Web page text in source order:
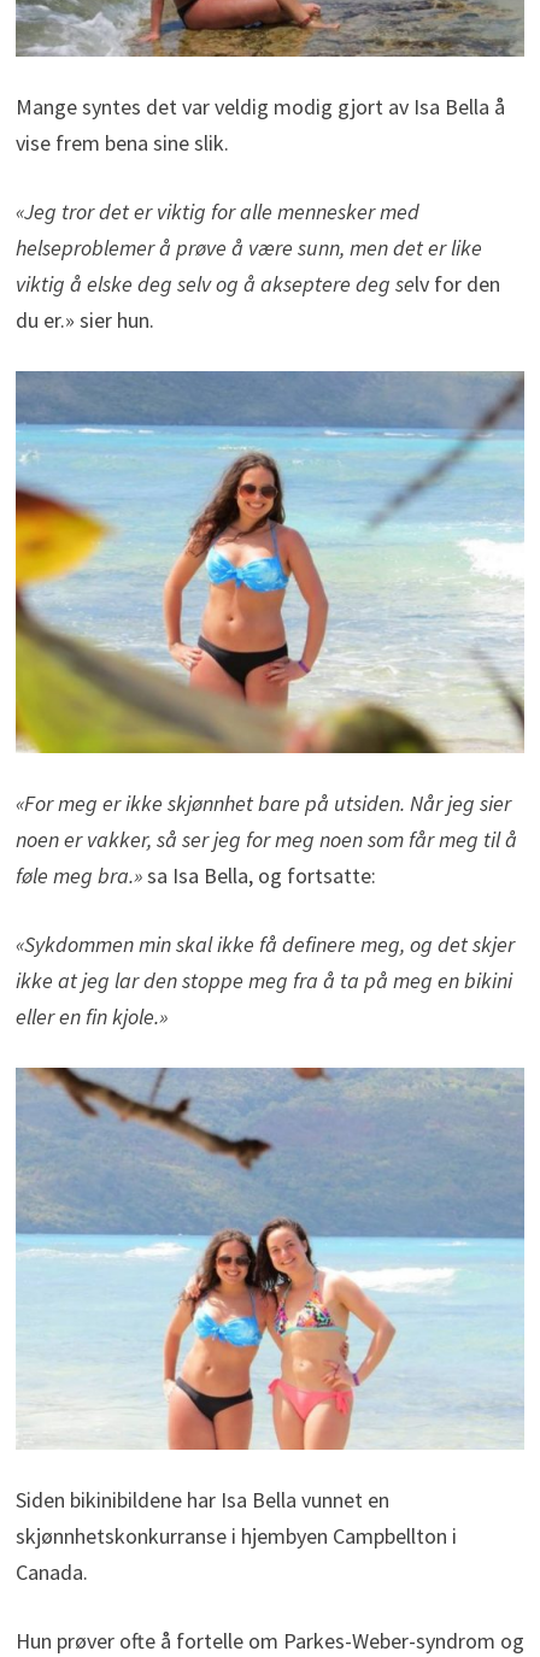
Mange syntes det var veldig modig gjort av Isa Bella å
vise frem bena sine slik.
«Jeg tror det er viktig for alle mennesker med
helseproblemer å prøve å være sunn, men det er like
viktig å elske deg selv og å akseptere deg selv for den
du er.» sier hun.
«For meg er ikke skjønnhet bare på utsiden. Når jeg sier
noen er vakker, så ser jeg for meg noen som får meg til å
føle meg bra.»sa Isa Bella, og fortsatte:
«Sykdommen min skal ikke få definere meg, og det skjer
ikke at jeg lar den stoppe meg fra å ta på meg en bikini
eller en fin kjole.»
Siden bikinibildene har Isa Bella vunnet en
skjønnhetskonkurranse i hjembyen Campbellton i
Canada.
Hun prøver ofte å fortelle om Parkes-Weber-syndrom og